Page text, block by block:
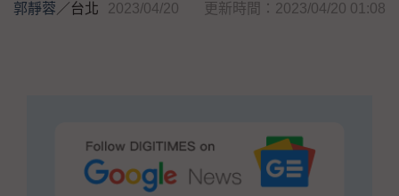
郭靜蓉／台北 2023/04/20 更新時間：2023/04/20 01:08